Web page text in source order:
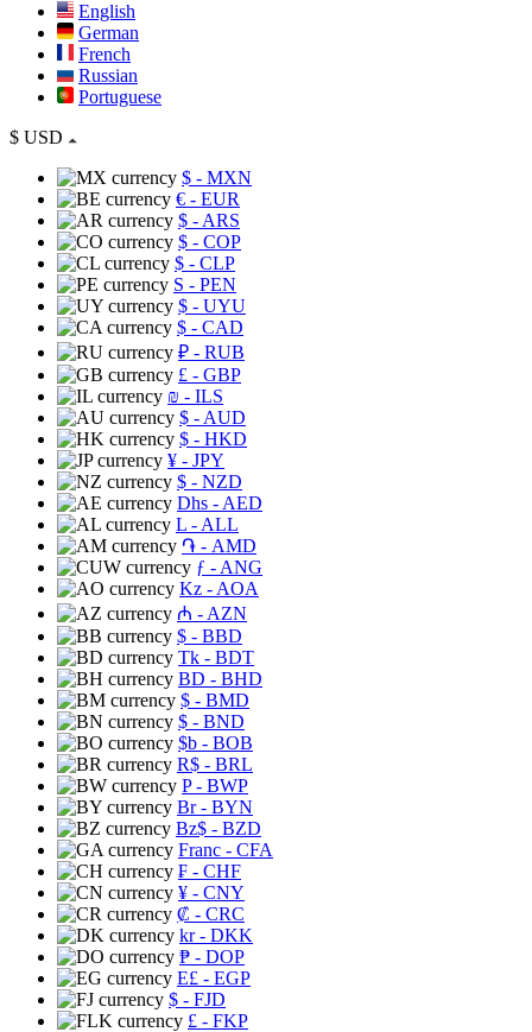
English
German
French
Russian
Portuguese
$ USD
$ - MXN
€ - EUR
$ - ARS
$ - COP
$ - CLP
S - PEN
$ - UYU
$ - CAD
₽ - RUB
£ - GBP
₪ - ILS
$ - AUD
$ - HKD
¥ - JPY
$ - NZD
Dhs - AED
L - ALL
֏ - AMD
ƒ - ANG
Kz - AOA
₼ - AZN
$ - BBD
Tk - BDT
BD - BHD
$ - BMD
$ - BND
$b - BOB
R$ - BRL
P- BWP
Br- BYN
Bz$ - BZD
Franc - CFA
₣ - CHF
¥ - CNY
₡ - CRC
kr- DKK
₱ - DOP
E£ - EGP
$ - FJD
£ - FKP